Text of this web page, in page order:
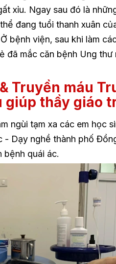
xỉu. Ngay sau đó là
đang tuổi thanh xuân
bệnh viện, sau khi làm
mắc căn bệnh Ung thư
Truyền máu
giúp thầy giáo
ngùi tạm xa các em học
- Dạy nghề thành phố
quái ác.